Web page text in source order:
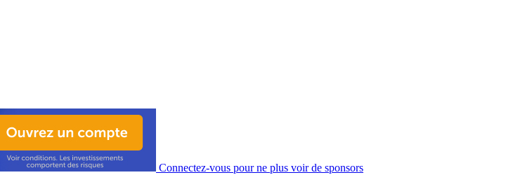
Connectez-vous pour ne plus voir de sponsors